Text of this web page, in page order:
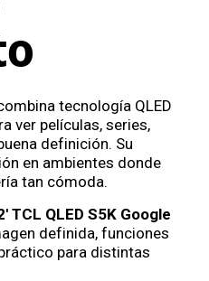
tecnología QLED
ver películas, series,
definición. Su
en ambientes donde
tan cómoda.
TCL QLED S5K Google
definida, funciones
para distintas